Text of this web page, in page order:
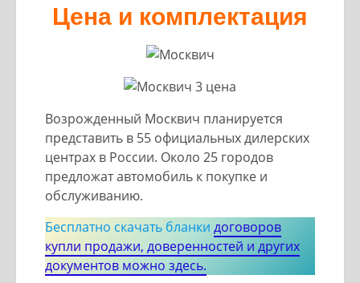
Цена и комплектация
Возрожденный Москвич планируется
представить в 55 официальных дилерских
центрах в России. Около 25 городов
предложат автомобиль к покупке и
обслуживанию.
Бесплатно скачать бланки договоров
купли продажи, доверенностей и других
документов можно здесь.